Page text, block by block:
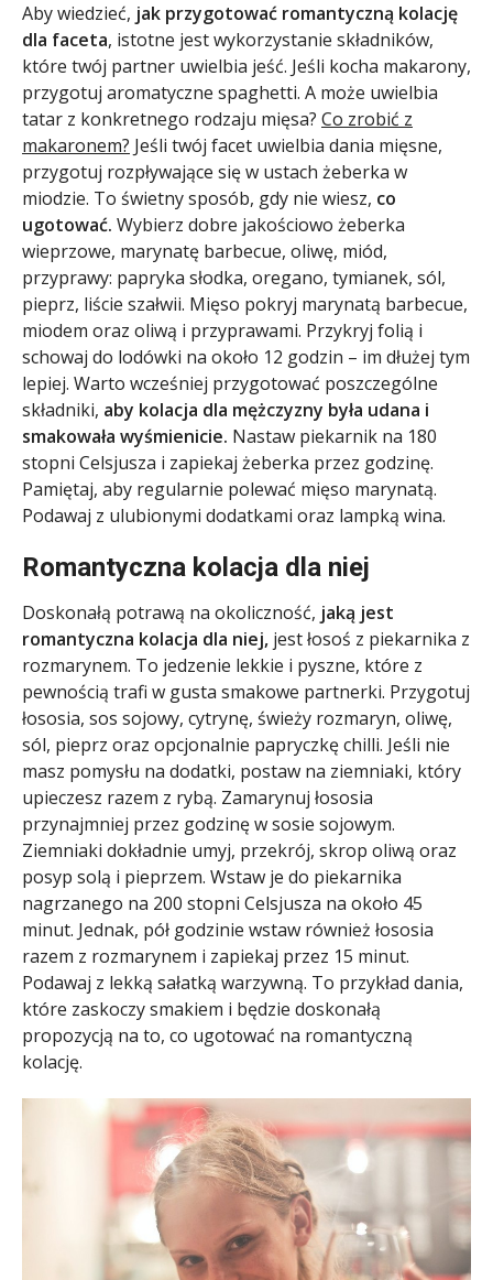
Aby wiedzieć, jak przygotować romantyczną kolację
dla faceta, istotne jest wykorzystanie składników,
które twój partner uwielbia jeść. Jeśli kocha makarony,
przygotuj aromatyczne spaghetti. A może uwielbia
tatar z konkretnego rodzaju mięsa? Co zrobić z
makaronem? Jeśli twój facet uwielbia dania mięsne,
przygotuj rozpływające się w ustach żeberka w
miodzie. To świetny sposób, gdy nie wiesz, co
ugotować. Wybierz dobre jakościowo żeberka
wieprzowe, marynatę barbecue, oliwę, miód,
przyprawy: papryka słodka, oregano, tymianek, sól,
pieprz, liście szałwii. Mięso pokryj marynatą barbecue,
miodem oraz oliwą i przyprawami. Przykryj folią i
schowaj do lodówki na około 12 godzin – im dłużej tym
lepiej. Warto wcześniej przygotować poszczególne
składniki, aby kolacja dla mężczyzny była udana i
smakowała wyśmienicie. Nastaw piekarnik na 180
stopni Celsjusza i zapiekaj żeberka przez godzinę.
Pamiętaj, aby regularnie polewać mięso marynatą.
Podawaj z ulubionymi dodatkami oraz lampką wina.
Romantyczna kolacja dla niej
Doskonałą potrawą na okoliczność, jaką jest
romantyczna kolacja dla niej, jest łosoś z piekarnika z
rozmarynem. To jedzenie lekkie i pyszne, które z
pewnością trafi w gusta smakowe partnerki. Przygotuj
łososia, sos sojowy, cytrynę, świeży rozmaryn, oliwę,
sól, pieprz oraz opcjonalnie papryczkę chilli. Jeśli nie
masz pomysłu na dodatki, postaw na ziemniaki, który
upieczesz razem z rybą. Zamarynuj łososia
przynajmniej przez godzinę w sosie sojowym.
Ziemniaki dokładnie umyj, przekrój, skrop oliwą oraz
posyp solą i pieprzem. Wstaw je do piekarnika
nagrzanego na 200 stopni Celsjusza na około 45
minut. Jednak, pół godzinie wstaw również łososia
razem z rozmarynem i zapiekaj przez 15 minut.
Podawaj z lekką sałatką warzywną. To przykład dania,
które zaskoczy smakiem i będzie doskonałą
propozycją na to, co ugotować na romantyczną
kolację.